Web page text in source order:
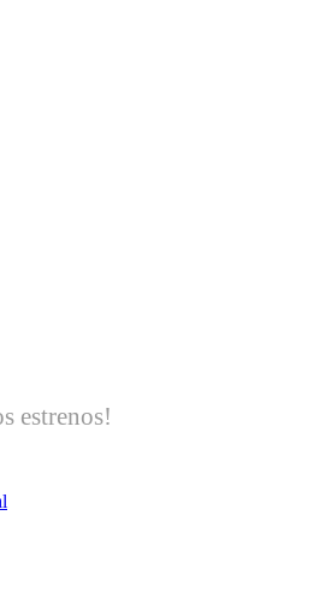
estrenos!